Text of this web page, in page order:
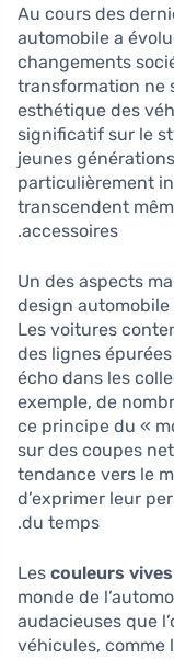
Au cours des
automobile a
changements
transformation ne
esthétique des
significatif sur le
jeunes
particulièrement
transcendent
accessoires.
Un des aspects
design automobile
Les voitures
des lignes
écho dans les
exemple, de
ce principe du «
sur des coupes
tendance vers le
d’exprimer leur
du temps.
Les couleurs vives
monde de
audacieuses que
véhicules, comme